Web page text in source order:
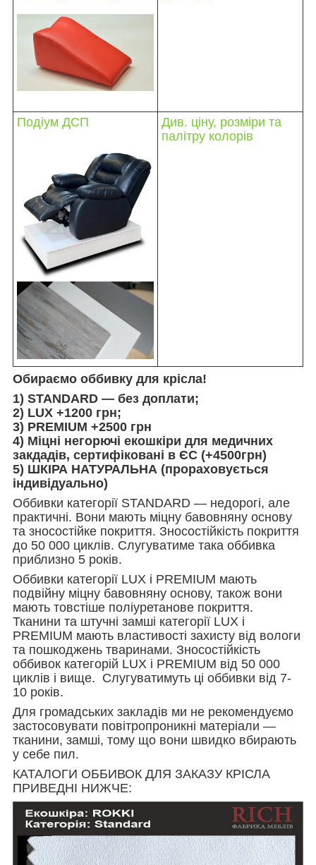
Подіум ДСП
Див. ціну, розміри та
палітру колорів
Обираємо оббивку для крісла!
1) STANDARD — без доплати;
2) LUX +1200 грн;
3) PREMIUM +2500 грн
4) Міцні негорючі екошкіри для медичних
закдадів, сертифіковані в ЄС (+4500грн)
5) ШКІРА НАТУРАЛЬНА (прораховується
індивідуально)
Оббивки категорії STANDARD — недорогі, але
практичні. Вони мають міцну бавовняну основу
та зносостійке покриття. Зносостійкість покриття
до 50 000 циклів. Слугуватиме така оббивка
приблизно 5 років.
Оббивки категорії LUX і PREMIUM мають
подвійну міцну бавовняну основу, також вони
мають товстіше поліуретанове покриття.
Тканини та штучні замші категорії LUX і
PREMIUM мають властивості захисту від вологи
та пошкоджень тваринами. Зносостійкість
оббивок категорій LUX і PREMIUM від 50 000
циклів і вище. Слугуватимуть ці оббивки від 7-
10 років.
Для громадських закладів ми не рекомендуємо
застосовувати повітропроникні матеріали —
тканини, замші, тому що вони швидко вбирають
у себе пил.
КАТАЛОГИ ОББИВОК ДЛЯ ЗАКАЗУ КРІСЛА
ПРИВЕДНІ НИЖЧЕ: